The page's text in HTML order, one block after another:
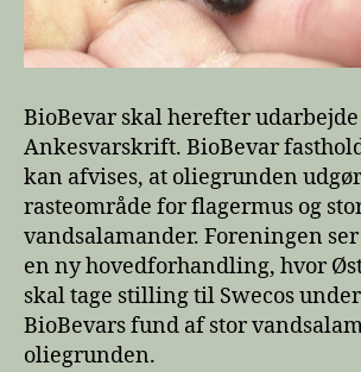
BioBevar skal herefter
Ankesvarskrift. BioBevar
kan afvises, at oliegrunden
rasteområde for flagermus og
vandsalamander. Foreningen
en ny hovedforhandling, hvor
skal tage stilling til Swecos
BioBevars fund af stor
oliegrunden.